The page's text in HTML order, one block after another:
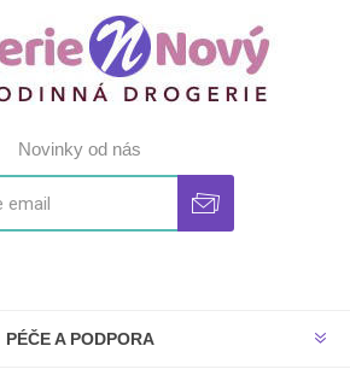
Novinky od nás
PÉČE A PODPORA